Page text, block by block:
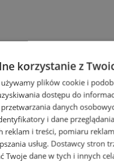
korzystanie z
plików cookie i
dostępu do
danych
i dane
reklam i treści, pomiaru
usług. Dostawcy stron
Twoje dane w tych i innych